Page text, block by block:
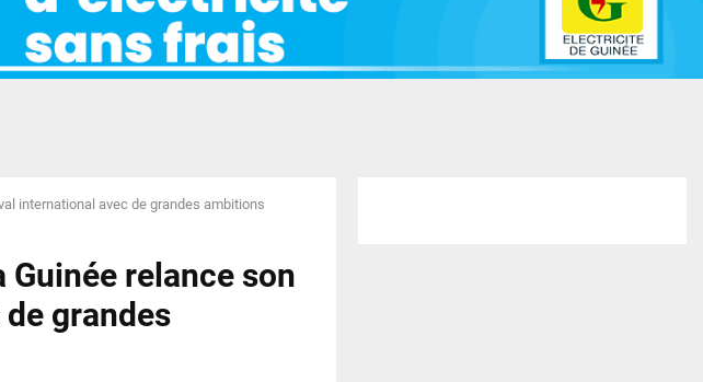
international avec de grandes ambitions
relance son
grandes